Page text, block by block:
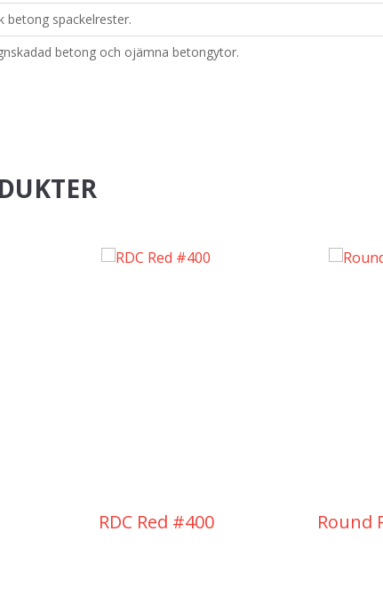
betong spackelrester.
betong och ojämna betongytor.
RDC Red #400 Round